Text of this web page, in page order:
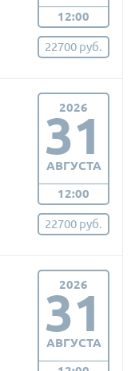
12:00
22700 руб.
2026
31
АВГУСТА
12:00
22700 руб.
2026
31
АВГУСТА